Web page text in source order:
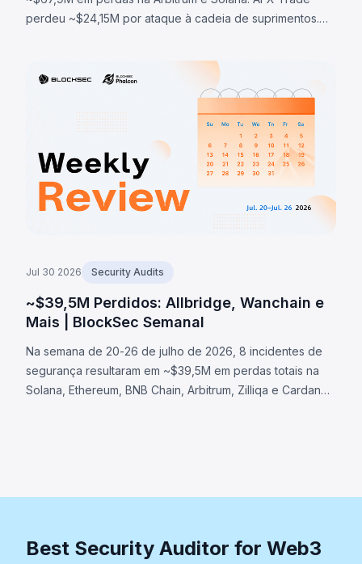
perdeu ~$24,15M por ataque à cadeia de suprimentos.
Jul 30 2026 Security Audits
~$39,5M Perdidos: Allbridge, Wanchain e
Mais | BlockSec Semanal
Na semana de 20-26 de julho de 2026, 8 incidentes de
segurança resultaram em ~$39,5M em perdas totais na
Solana, Ethereum, BNB Chain, Arbitrum, Zilliqa e Cardano.
Best Security Auditor for Web3